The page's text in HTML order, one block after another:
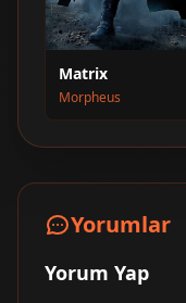
Matrix
Morpheus
Yorumlar
Yorum Yap